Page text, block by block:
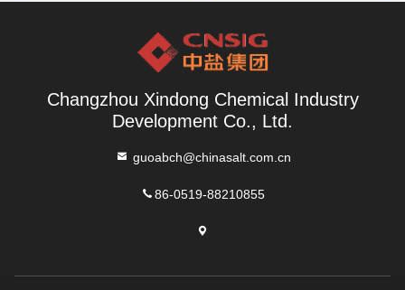
Changzhou Xindong Chemical Industry
Development Co., Ltd.
guoabch@chinasalt.com.cn
86-0519-88210855